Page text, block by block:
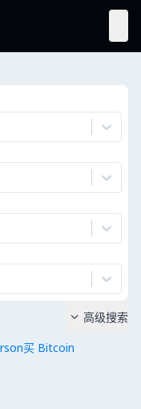
买 Bitcoin
 高级搜索